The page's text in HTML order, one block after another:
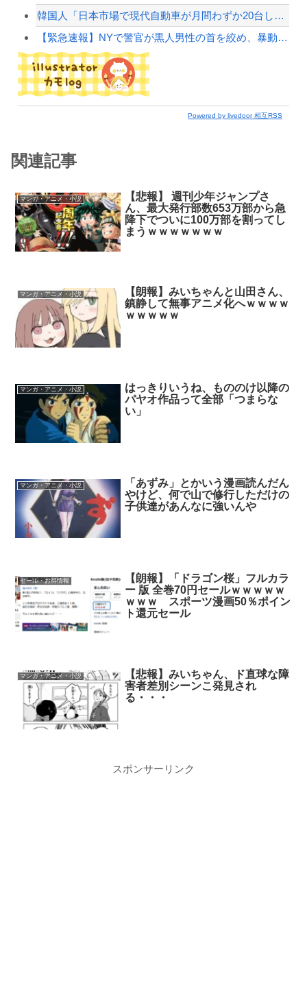
韓国人「日本市場で現代自動車が月間わずか20台しか売れない現実‥」→「ブランド力が通...
【緊急速報】NYで警官が黒人男性の首を絞め、暴動第二波不可避へ
Powered by livedoor 相互RSS
関連記事
マンガ・アニメ・小説
【悲報】 週刊少年ジャンプさ
ん、最大発行部数653万部から急
降下でついに100万部を割ってし
まうｗｗｗｗｗｗｗ
マンガ・アニメ・小説
【朗報】みいちゃんと山田さん、
鎮静して無事アニメ化へｗｗｗｗ
ｗｗｗｗｗ
マンガ・アニメ・小説
はっきりいうね、もののけ以降の
パヤオ作品って全部「つまらな
い」
マンガ・アニメ・小説
「あずみ」とかいう漫画読んだん
やけど、何で山で修行しただけの
子供達があんなに強いんや
セール・お得情報
【朗報】「ドラゴン桜」フルカラ
ー 版 全巻70円セールｗｗｗｗｗ
ｗｗｗ スポーツ漫画50％ポイン
ト還元セール
マンガ・アニメ・小説
【悲報】みいちゃん、ド直球な障
害者差別シーンこ発見され
る・・・
スポンサーリンク